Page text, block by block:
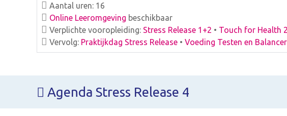
Aantal uren: 16
Online Leeromgeving beschikbaar
Verplichte vooropleiding: Stress Release 1+2 • Touch for Health 2
Vervolg: Praktijkdag Stress Release • Voeding Testen en
Agenda Stress Release 4